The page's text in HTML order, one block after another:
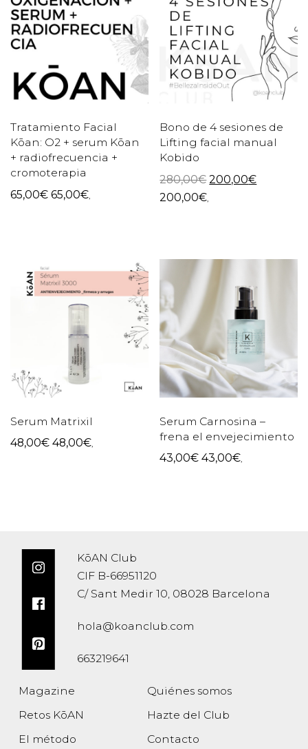
Tratamiento Facial
Kōan: O2 + serum Kōan
+ radiofrecuencia +
cromoterapia
65,00€ 65,00€,
Bono de 4 sesiones de
Lifting facial manual
Kobido
280,00€ 200,00€
200,00€,
Serum Matrixil
48,00€ 48,00€,
Serum Carnosina –
frena el envejecimiento
43,00€ 43,00€,
KōAN Club
CIF B-66951120
C/ Sant Medir 10, 08028 Barcelona
hola@koanclub.com
663219641
Magazine
Retos KōAN
El método
Quiénes somos
Hazte del Club
Contacto